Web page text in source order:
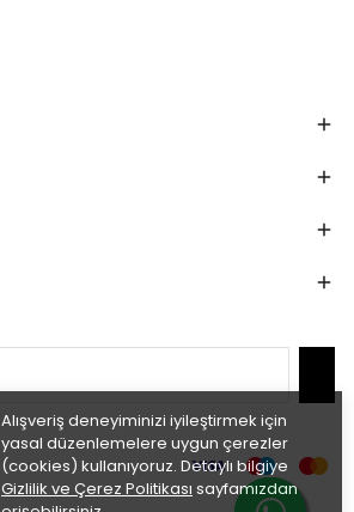
Alışveriş deneyiminizi iyileştirmek için
yasal düzenlemelere uygun çerezler
(cookies) kullanıyoruz. Detaylı bilgiye
Gizlilik ve Çerez Politikası sayfamızdan